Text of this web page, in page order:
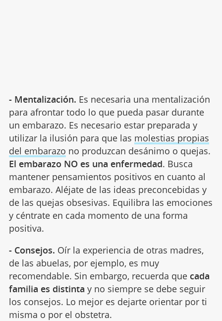
- Mentalización. Es necesaria una mentalización
para afrontar todo lo que pueda pasar durante
un embarazo. Es necesario estar preparada y
utilizar la ilusión para que las molestias propias
del embarazo no produzcan desánimo o quejas.
El embarazo NO es una enfermedad. Busca
mantener pensamientos positivos en cuanto al
embarazo. Aléjate de las ideas preconcebidas y
de las quejas obsesivas. Equilibra las emociones
y céntrate en cada momento de una forma
positiva.
- Consejos. Oír la experiencia de otras madres,
de las abuelas, por ejemplo, es muy
recomendable. Sin embargo, recuerda que cada
familia es distinta y no siempre se debe seguir
los consejos. Lo mejor es dejarte orientar por ti
misma o por el obstetra.